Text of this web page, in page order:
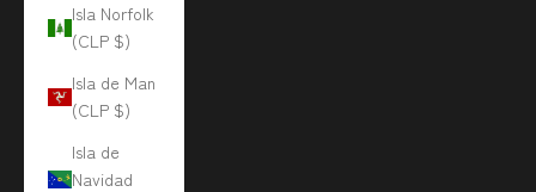
Isla Norfolk
(CLP $)
Isla de Man
(CLP $)
Isla de
Navidad